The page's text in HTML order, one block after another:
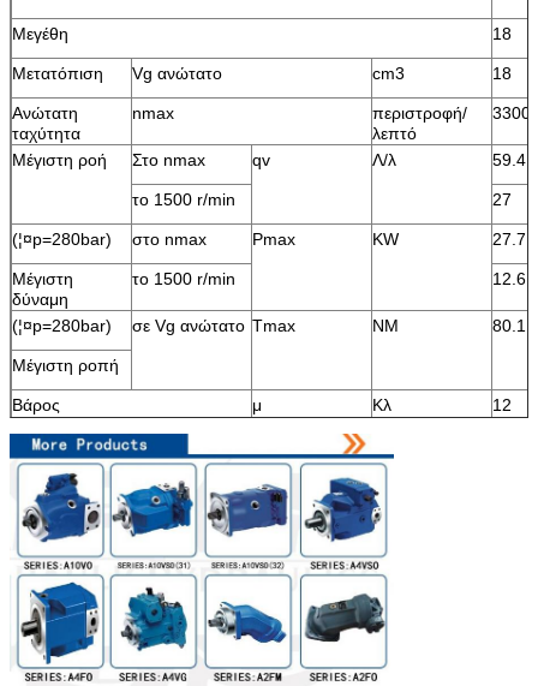
Μεγέθη 18
Μετατόπιση Vg ανώτατο cm3 18
Ανώτατη
ταχύτητα
nmax
περιστροφή/
λεπτό
3300
Μέγιστη ροή Στο nmax qv Λ/λ 59.4
το 1500 r/min 27
(¦¤p=280bar) στο nmax Pmax KW 27.7
Μέγιστη
δύναμη
το 1500 r/min 12.6
(¦¤p=280bar) σε Vg ανώτατο Tmax NM 80.1
Μέγιστη ροπή
Βάρος μ Κλ 12